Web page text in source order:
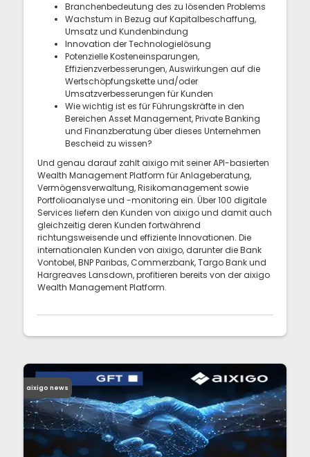
Branchenbedeutung des zu lösenden Problems
Wachstum in Bezug auf Kapitalbeschaffung,
Umsatz und Kundenbindung
Innovation der Technologielösung
Potenzielle Kosteneinsparungen,
Effizienzverbesserungen, Auswirkungen auf die
Wertschöpfungskette und/oder
Umsatzverbesserungen für Kunden
Wie wichtig ist es für Führungskräfte in den
Bereichen Asset Management, Private Banking
und Finanzberatung über dieses Unternehmen
Bescheid zu wissen?
Und genau darauf zahlt aixigo mit seiner API-basierten
Wealth Management Platform für Anlageberatung,
Vermögensverwaltung, Risikomanagement sowie
Portfolioanalyse und -monitoring ein. Über 100 digitale
Services liefern den Kunden von aixigo und damit auch
gleichzeitig deren Kunden fortwährend
richtungsweisende und effiziente Innovationen. Die
internationalen Kunden von aixigo, darunter die Bank
Vontobel, BNP Paribas, Commerzbank, Targo Bank und
Hargreaves Lansdown, profitieren bereits von der aixigo
Wealth Management Platform.
aixigo news